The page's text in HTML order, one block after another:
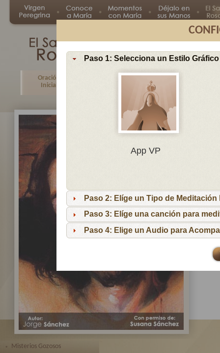
Paso 1: Selecciona un Estilo Gráfico
App VP
Paso 2: Elíge un Tipo de Meditación
Paso 3: Elíge una canción para
Paso 4: Elige un Audio para
Oración
Inicial
Misterio
Misterios Gozosos